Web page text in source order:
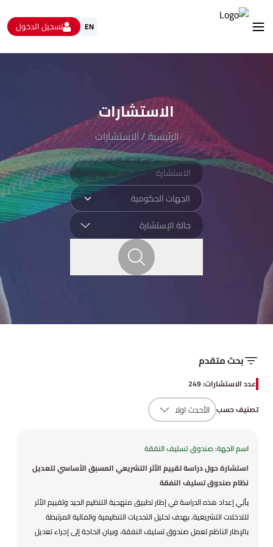
EN تسجيل الدخول
الاستشارات
الرئيسية/الاستشارات
الجهات الحكومية
بحث متقدم
عدد الاستشارات: 249
تصنيف حسب
اسم الجهة: صندوق تسليف النفقة
استشارة حول دراسة تقييم الأثر التشريعي المسبق الأساسي لتعديل
نظام صندوق تسليف النفقة
يأتي إعداد هذه الدراسة في إطار تطبيق منهجية التنظيم الجيد وتقييم الأثر
للتدخلات التشريعية، بهدف تحليل التحديات التنظيمية والمالية المرتبطة
بالإطار الناظم لعمل صندوق تسليف النفقة، وبيان الحاجة إلى إجراء تعديل